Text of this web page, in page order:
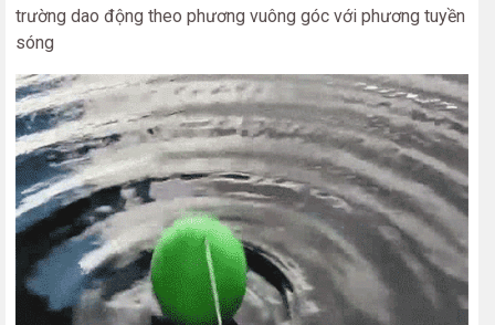
trường dao động theo phương vuông góc với phương tuyền
sóng